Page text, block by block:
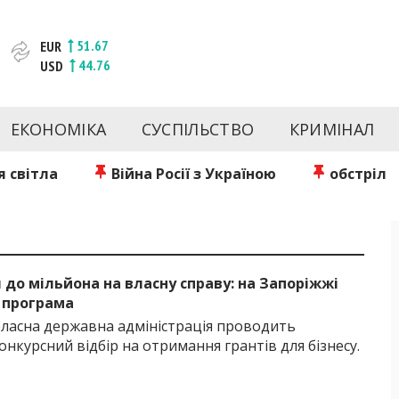
та веб-сайт новин міста Запоріжжя. Кожен день ми
та особи Запоріжжя. INFORM.ZP.UA публікує
EUR
51.67
USD
44.76
ЕКОНОМІКА СУСПІЛЬСТВО КРИМІНАЛ
світла Війна Росії з Україною обстріл
до мільйона на власну справу: на Запоріжжі
програма
державна адміністрація проводить
відбір на отримання грантів для бізнесу.